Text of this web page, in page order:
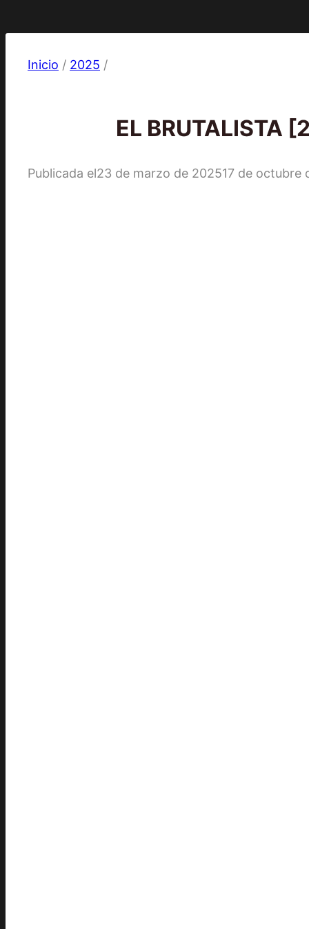
Inicio / 2025 /
EL BRUTALISTA
Publicada el23 de marzo de 202517 de octubre